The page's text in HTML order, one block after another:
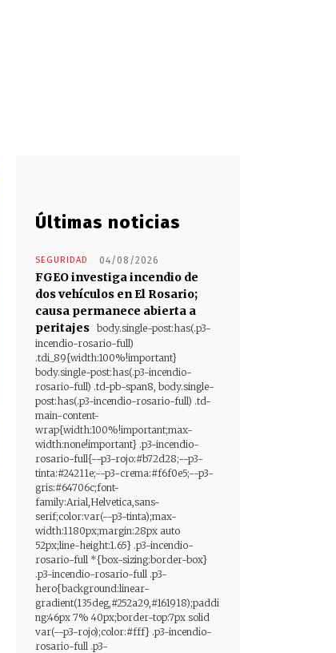
Últimas noticias
SEGURIDAD 04/08/2026
FGEO investiga incendio de
dos vehículos en El Rosario;
causa permanece abierta a
peritajes body.single-post:has(.p3-
incendio-rosario-full)
.tdi_89{width:100%!important}
body.single-post:has(.p3-incendio-
rosario-full) .td-pb-span8, body.single-
post:has(.p3-incendio-rosario-full) .td-
main-content-
wrap{width:100%!important;max-
width:none!important} .p3-incendio-
rosario-full{--p3-rojo:#b72d28;--p3-
tinta:#24211e;--p3-crema:#f6f0e5;--p3-
gris:#64706c;font-
family:Arial,Helvetica,sans-
serif;color:var(--p3-tinta);max-
width:1180px;margin:28px auto
52px;line-height:1.65} .p3-incendio-
rosario-full *{box-sizing:border-box}
.p3-incendio-rosario-full .p3-
hero{background:linear-
gradient(135deg,#252a29,#161918);paddi
ng:46px 7% 40px;border-top:7px solid
var(--p3-rojo);color:#fff} .p3-incendio-
rosario-full .p3-